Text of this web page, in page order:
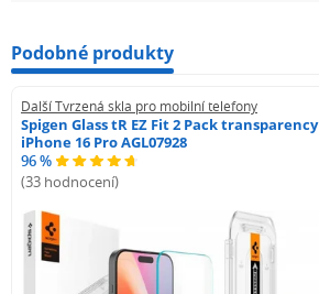
Podobné produkty
Další Tvrzená skla pro mobilní telefony
Spigen Glass tR EZ Fit 2 Pack transparency
iPhone 16 Pro AGL07928
96 %
(33 hodnocení)